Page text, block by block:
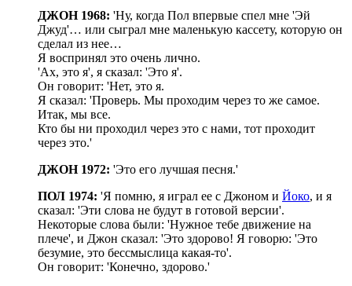
ДЖОН 1968: 'Ну, когда Пол впервые спел мне 'Эй
Джуд'… или сыграл мне маленькую кассету, которую он
сделал из нее…
Я воспринял это очень лично.
'Ах, это я', я сказал: 'Это я'.
Он говорит: 'Нет, это я.
Я сказал: 'Проверь. Мы проходим через то же самое.
Итак, мы все.
Кто бы ни проходил через это с нами, тот проходит
через это.'
ДЖОН 1972: 'Это его лучшая песня.'
ПОЛ 1974: 'Я помню, я играл ее с Джоном и Йоко, и я
сказал: 'Эти слова не будут в готовой версии'.
Некоторые слова были: 'Нужное тебе движение на
плече', и Джон сказал: 'Это здорово! Я говорю: 'Это
безумие, это бессмыслица какая-то'.
Он говорит: 'Конечно, здорово.'